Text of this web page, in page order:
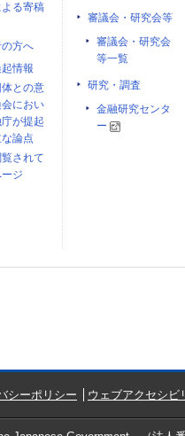
る寄稿
方へ
情報
との意
会におい
が提起
論点
されて
ジ
審議会・研究会等
審議会・研究会
等一覧
研究・調査
金融研究センタ
ー
シーポリシー ウェブアクセシビ